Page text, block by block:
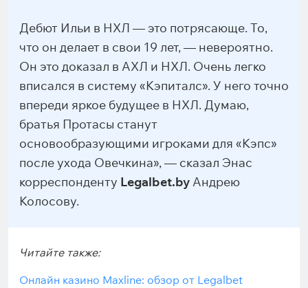
Дебют Ильи в НХЛ — это потрясающе. То,
что он делает в свои 19 лет, — невероятно.
Он это доказал в АХЛ и НХЛ. Очень легко
вписался в систему «Кэпиталс». У него точно
впереди яркое будущее в НХЛ. Думаю,
братья Протасы станут
основообразующими игроками для «Кэпс»
после ухода Овечкина», — сказал Энас
корреспонденту Legalbet.byАндрею
Колосову.
Читайте также:
Онлайн казино Maxline: обзор от Legalbet